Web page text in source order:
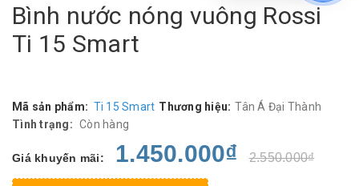
Bình nước nóng vuông Rossi
Ti 15 Smart
Mã sản phẩm: Ti 15 Smart Thương hiệu: Tân Á Đại Thành
Tình trạng: Còn hàng
Giá khuyến mãi: 1.450.000₫ 2.550.000₫